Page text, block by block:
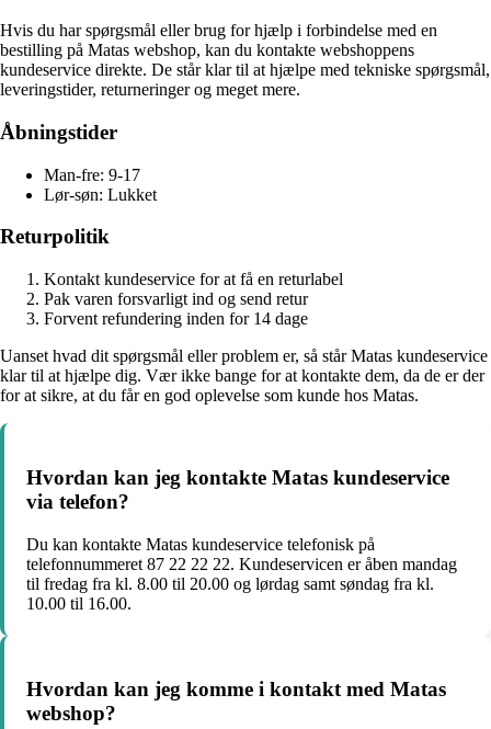
Hvis du har spørgsmål eller brug for hjælp i forbindelse med en
bestilling på Matas webshop, kan du kontakte webshoppens
kundeservice direkte. De står klar til at hjælpe med tekniske spørgsmål,
leveringstider, returneringer og meget mere.
Åbningstider
Man-fre: 9-17
Lør-søn: Lukket
Returpolitik
Kontakt kundeservice for at få en returlabel
Pak varen forsvarligt ind og send retur
Forvent refundering inden for 14 dage
Uanset hvad dit spørgsmål eller problem er, så står Matas kundeservice
klar til at hjælpe dig. Vær ikke bange for at kontakte dem, da de er der
for at sikre, at du får en god oplevelse som kunde hos Matas.
Hvordan kan jeg kontakte Matas kundeservice
via telefon?
Du kan kontakte Matas kundeservice telefonisk på
telefonnummeret 87 22 22 22. Kundeservicen er åben mandag
til fredag fra kl. 8.00 til 20.00 og lørdag samt søndag fra kl.
10.00 til 16.00.
Hvordan kan jeg komme i kontakt med Matas
webshop?